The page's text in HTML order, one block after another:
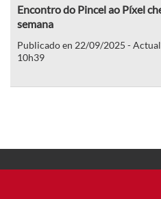
Encontro do Pincel ao Píxel
semana
Publicado en 22/09/2025 -
10h39